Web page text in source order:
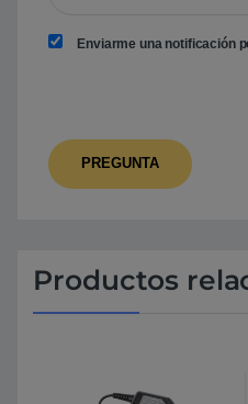
Enviarme una notificación
Productos